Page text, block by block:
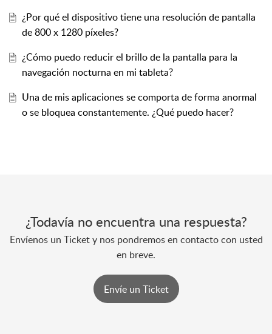
¿Por qué el dispositivo tiene una resolución de pantalla
de 800 x 1280 píxeles?
¿Cómo puedo reducir el brillo de la pantalla para la
navegación nocturna en mi tableta?
Una de mis aplicaciones se comporta de forma anormal
o se bloquea constantemente. ¿Qué puedo hacer?
¿Todavía no encuentra una respuesta?
Envíenos un Ticket y nos pondremos en contacto con usted
en breve.
Envíe un Ticket